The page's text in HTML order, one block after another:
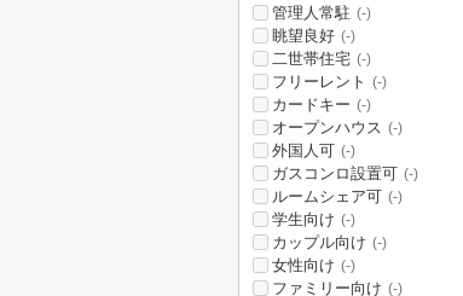
管理人常駐 (-)
眺望良好 (-)
二世帯住宅 (-)
フリーレント (-)
カードキー (-)
オープンハウス (-)
外国人可 (-)
ガスコンロ設置可 (-)
ルームシェア可 (-)
学生向け (-)
カップル向け (-)
女性向け (-)
ファミリー向け (-)